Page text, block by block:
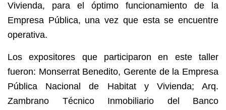
Vivienda, para el óptimo funcionamiento de la
Empresa Pública, una vez que esta se encuentre
operativa.
Los expositores que participaron en este taller
fueron: Monserrat Benedito, Gerente de la Empresa
Pública Nacional de Habitat y Vivienda; Arq.
Zambrano Técnico Inmobiliario del Banco